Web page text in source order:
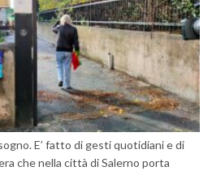
E’ fatto di gesti quotidiani e di
che nella città di Salerno porta